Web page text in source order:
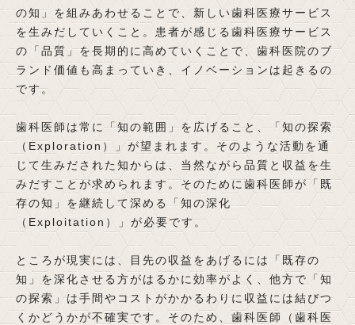
の知」を組みあわせることで、新しい歯科医療サービス
を生みだしていくこと。患者が感じる歯科医療サービス
の「品質」を長期的に高めていくことで、歯科医院のブ
ランド価値も高まっていき、イノベーションは起きるの
です。
歯科医師は常に「知の範囲」を広げること、「知の探索
（Exploration）」が望まれます。そのような活動を通
じて生みだされた知からは、当然ながら品質と収益を生
みだすことが求められます。そのために歯科医師が「既
存の知」を継続して深める「知の深化
（Exploitation）」が必要です。
ところが現実には、目先の収益をあげるには「既存の
知」を深化させる方がはるかに効率がよく、他方で「知
の探索」は手間やコストがかかるわりに収益には結びつ
くかどうかが不確実です。そのため、歯科医師（歯科医